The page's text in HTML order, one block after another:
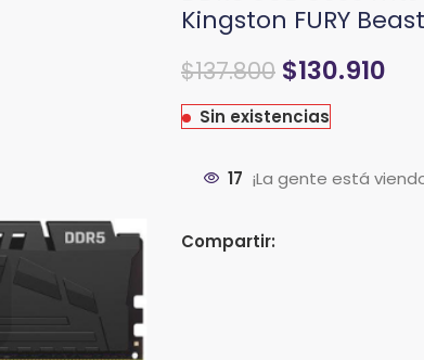
Kingston FURY Beast
$137.800 $130.910
Sin existencias
17 ¡La gente está
Compartir: